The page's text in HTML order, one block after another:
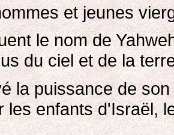
et jeunes
le nom de
du ciel et de la
la puissance de
les enfants d'Israël,